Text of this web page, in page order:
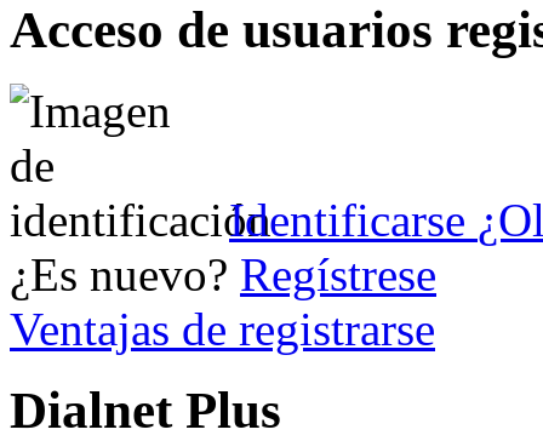
Acceso de usuarios
Identificarse
¿Es nuevo? Regístrese
Ventajas de registrarse
Dialnet Plus